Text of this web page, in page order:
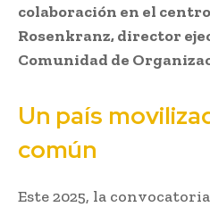
colaboración en el
Rosenkranz, director
Comunidad de
Un país
común
Este 2025, la